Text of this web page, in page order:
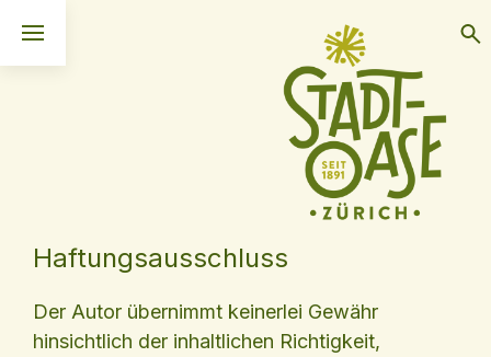
Haftungsausschluss
Der Autor übernimmt keinerlei Gewähr
hinsichtlich der inhaltlichen Richtigkeit,